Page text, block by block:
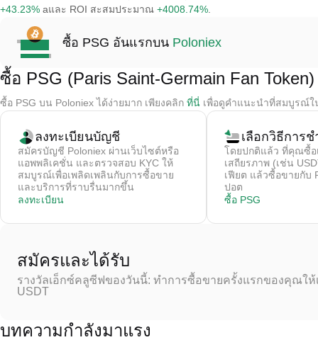
+43.23% aและ ROI สะสมประมาณ +4008.74%
ซื้อ PSG อันแรกบน Poloniex
ซื้อ PSG (Paris Saint-Germain Fan
ซื้อ PSG บน Poloniex ได้ง่ายมาก เพียงคลิก ที่นี่ เพื่อดูคำแนะนำที่สมบูรณ์ใ
ลงทะเบียนบัญชี
สมัครบัญชี Poloniex ผ่านเว็บไซต์หรือ
แอพพลิเคชั่น และตรวจสอบ KYC ให้
สมบูรณ์เพื่อเพลิดเพลินกับการซื้อขาย
และบริการที่ราบรื่นมากขึ้น
ลงทะเบียน
เลือกวิธีการชํ
โดยปกติแล้ว ที่คุณซื้อ
เสถียรภาพ (เช่น
เฟียต แล้วซื้อขายกับ
ปอต
ซื้อ PSG
สมัครและได้รับ
รางวัลเอ็กซ์คลูซีฟของวันนี้: ทำการซื้อขายครั้งแรกของคุณใ
USDT
บทความกำลังมาแรง